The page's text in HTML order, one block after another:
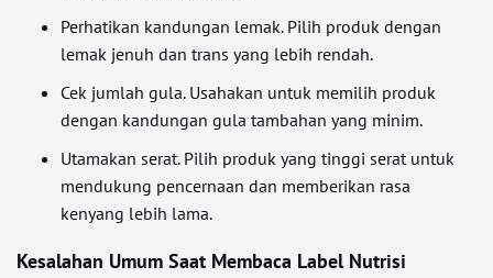
Perhatikan kandungan lemak. Pilih produk dengan
lemak jenuh dan trans yang lebih rendah.
Cek jumlah gula. Usahakan untuk memilih produk
dengan kandungan gula tambahan yang minim.
Utamakan serat. Pilih produk yang tinggi serat untuk
mendukung pencernaan dan memberikan rasa
kenyang lebih lama.
Kesalahan Umum Saat Membaca Label Nutrisi